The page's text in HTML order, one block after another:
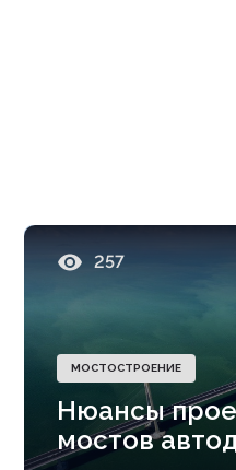
257
МОСТОСТРОЕНИЕ
Нюансы
мостов